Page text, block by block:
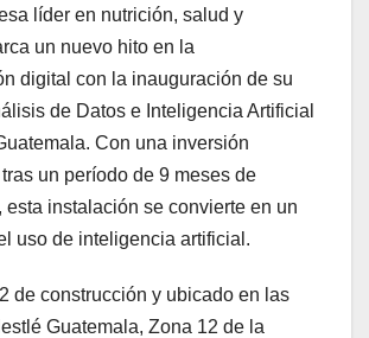
líder en nutrición, salud y
un nuevo hito en la
digital con la inauguración de su
de Datos e Inteligencia Artificial
Con una inversión
un período de 9 meses de
esta instalación se convierte en un
uso de inteligencia artificial.
de construcción y ubicado en las
Guatemala, Zona 12 de la